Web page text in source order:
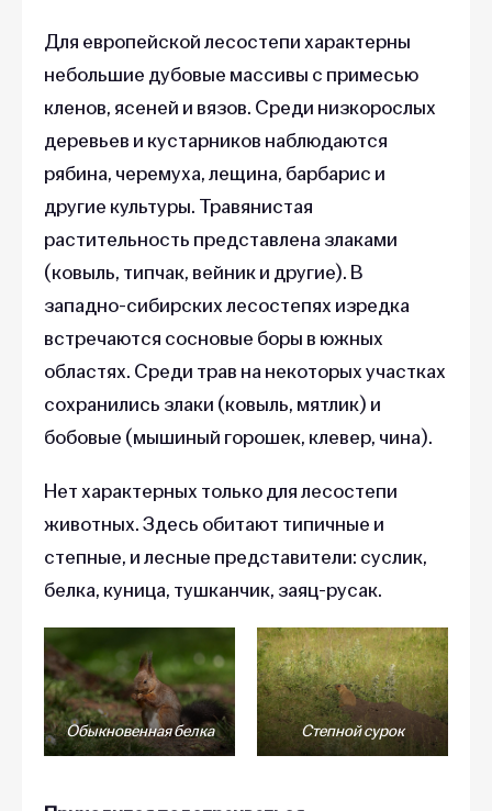
Для европейской лесостепи характерны
небольшие дубовые массивы с примесью
кленов, ясеней и вязов. Среди низкорослых
деревьев и кустарников наблюдаются
рябина, черемуха, лещина, барбарис и
другие культуры. Травянистая
растительность представлена злаками
(ковыль, типчак, вейник и другие). В
западно-сибирских лесостепях изредка
встречаются сосновые боры в южных
областях. Среди трав на некоторых участках
сохранились злаки (ковыль, мятлик) и
бобовые (мышиный горошек, клевер, чина).
Нет характерных только для лесостепи
животных. Здесь обитают типичные и
степные, и лесные представители: суслик,
белка, куница, тушканчик, заяц-русак.
Обыкновенная белка Степной сурок